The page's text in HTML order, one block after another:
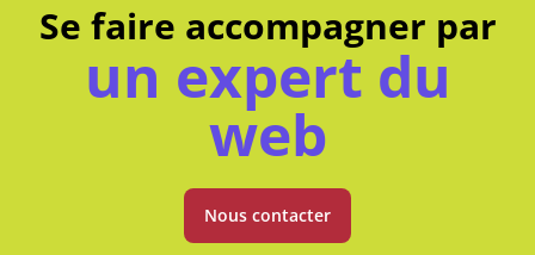
Se faire accompagner par
un expert du
web
Nous contacter